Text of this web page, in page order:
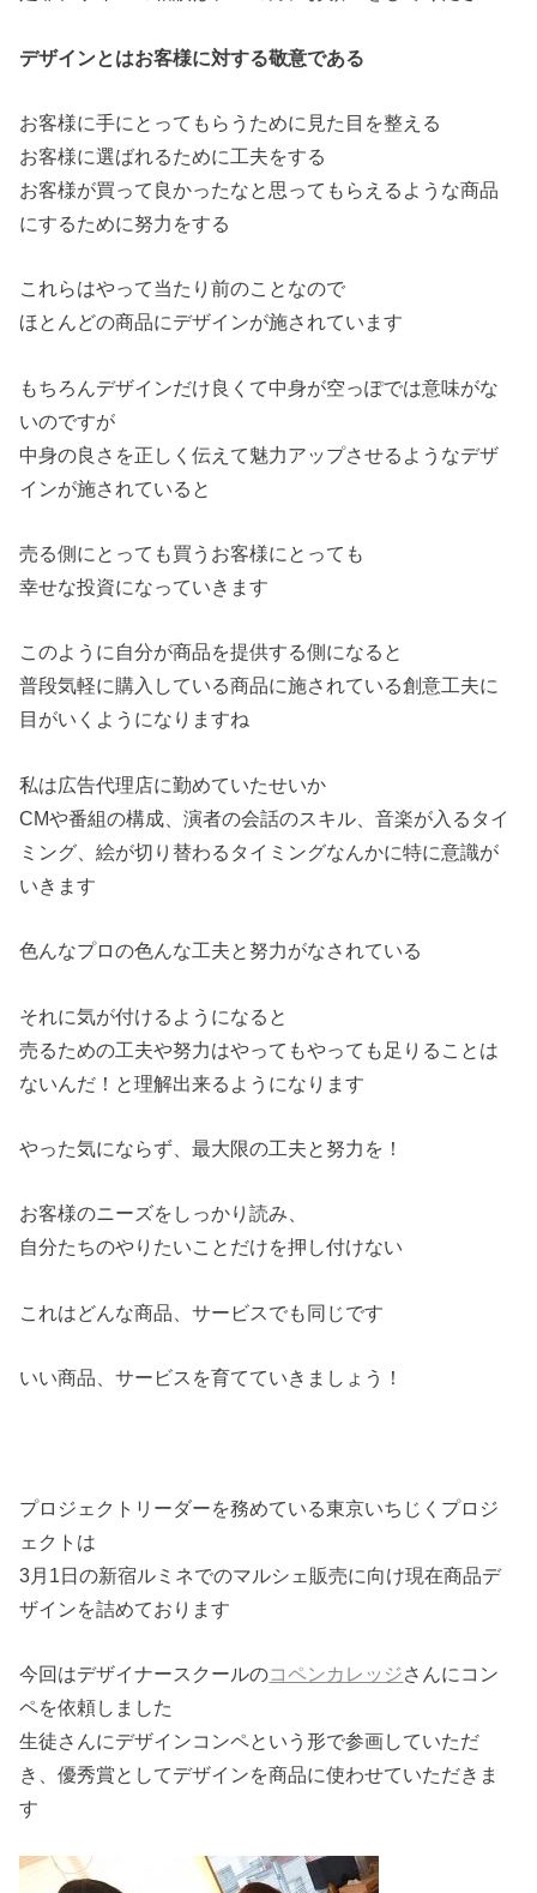
デザインとはお客様に対する敬意である
お客様に手にとってもらうために見た目を整える
お客様に選ばれるために工夫をする
お客様が買って良かったなと思ってもらえるような商品
にするために努力をする
これらはやって当たり前のことなので
ほとんどの商品にデザインが施されています
もちろんデザインだけ良くて中身が空っぽでは意味がな
いのですが
中身の良さを正しく伝えて魅力アップさせるようなデザ
インが施されていると
売る側にとっても買うお客様にとっても
幸せな投資になっていきます
このように自分が商品を提供する側になると
普段気軽に購入している商品に施されている創意工夫に
目がいくようになりますね
私は広告代理店に勤めていたせいか
CMや番組の構成、演者の会話のスキル、音楽が入るタイ
ミング、絵が切り替わるタイミングなんかに特に意識が
いきます
色んなプロの色んな工夫と努力がなされている
それに気が付けるようになると
売るための工夫や努力はやってもやっても足りることは
ないんだ！と理解出来るようになります
やった気にならず、最大限の工夫と努力を！
お客様のニーズをしっかり読み、
自分たちのやりたいことだけを押し付けない
これはどんな商品、サービスでも同じです
いい商品、サービスを育てていきましょう！
プロジェクトリーダーを務めている東京いちじくプロジ
ェクトは
3月1日の新宿ルミネでのマルシェ販売に向け現在商品デ
ザインを詰めております
今回はデザイナースクールのコペンカレッジさんにコン
ペを依頼しました
生徒さんにデザインコンペという形で参画していただ
き、優秀賞としてデザインを商品に使わせていただきま
す